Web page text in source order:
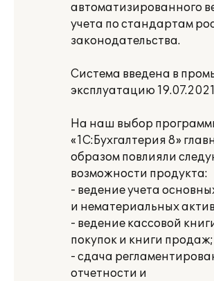
автоматизированного
учета по стандартам
законодательства.
Система введена в
эксплуатацию 19.07.2021
На наш выбор
«1С:Бухгалтерия 8»
образом повлияли
возможности продукта:
- ведение учета
и нематериальных
- ведение кассовой
покупок и книги продаж;
- сдача
отчетности и